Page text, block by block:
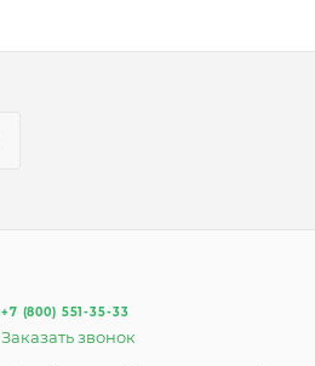
+7 (800) 551-35-33
Заказать звонок